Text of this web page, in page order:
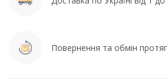
Повернення та обмін